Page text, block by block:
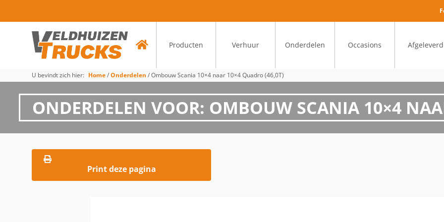
Producten Verhuur Onderdelen Occasions Afgeleverd
U bevindt zich hier: Home/Onderdelen /Ombouw Scania 10×4 naar 10×4 Quadro (46,0T)
ONDERDELEN VOOR: OMBOUW SCANIA 10×4
Print deze pagina